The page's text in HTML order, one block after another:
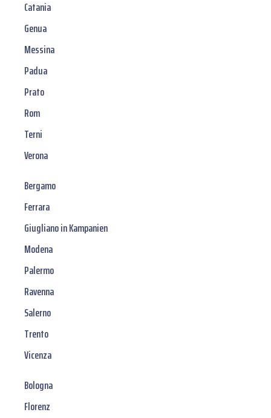
Catania
Genua
Messina
Padua
Prato
Rom
Terni
Verona
Bergamo
Ferrara
Giugliano in Kampanien
Modena
Palermo
Ravenna
Salerno
Trento
Vicenza
Bologna
Florenz